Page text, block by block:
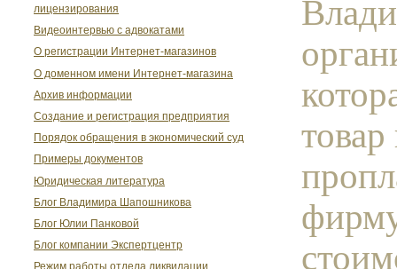
лицензирования
Видеоинтервью с адвокатами
О регистрации Интернет-магазинов
О доменном имени Интернет-магазина
Архив информации
Создание и регистрация предприятия
Порядок обращения в экономический суд
Примеры документов
Юридическая литература
Блог Владимира Шапошникова
Блог Юлии Панковой
Блог компании Экспертцентр